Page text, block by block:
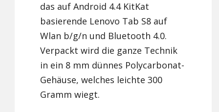
das auf Android 4.4 KitKat
basierende Lenovo Tab S8 auf
Wlan b/g/n und Bluetooth 4.0.
Verpackt wird die ganze Technik
in ein 8 mm dünnes Polycarbonat-
Gehäuse, welches leichte 300
Gramm wiegt.